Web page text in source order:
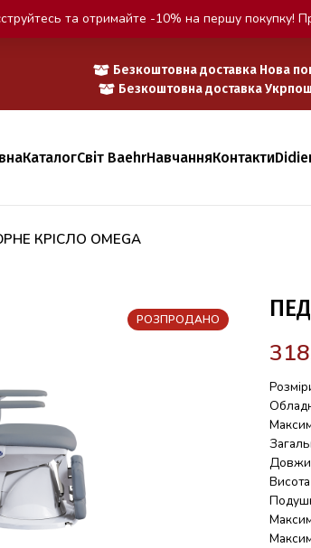
Безкоштовна доставка Нова
Безкоштовна доставка
КаталогСвіт BaehrНавчанняКонтакти
КРІСЛО OMEGA
РОЗПРОДАНО
та отримайте -10% на першу покупку!